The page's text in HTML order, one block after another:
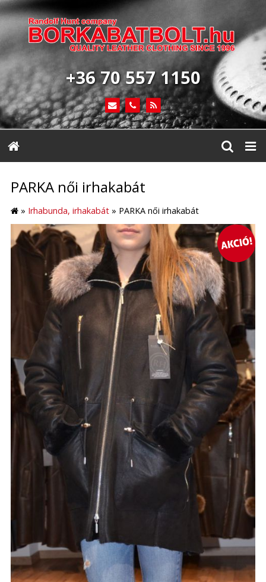
+36 70 557 1150
PARKA női irhakabát
» Irhabunda, irhakabát » PARKA női irhakabát